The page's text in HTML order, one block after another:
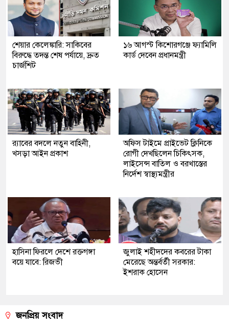
শেয়ার কেলেঙ্কারি: সাকিবের
বিরুদ্ধে তদন্ত শেষ পর্যায়ে, দ্রুত
চার্জশিট
১৬ আগস্ট কিশোরগঞ্জে ফ্যামিলি
কার্ড দেবেন প্রধানমন্ত্রী
র‍্যাবের বদলে নতুন বাহিনী,
খসড়া আইন প্রকাশ
অফিস টাইমে প্রাইভেট ক্লিনিকে
রোগী দেখছিলেন চিকিৎসক,
লাইসেন্স বাতিল ও বরখাস্তের
নির্দেশ স্বাস্থ্যমন্ত্রীর
হাসিনা ফিরলে দেশে রক্তগঙ্গা
বয়ে যাবে: রিজভী
জুলাই শহীদদের কবরের টাকা
মেরেছে অন্তর্বর্তী সরকার:
ইশরাক হোসেন
জনপ্রিয় সংবাদ